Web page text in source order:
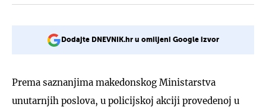
Dodajte DNEVNIK.hr u omiljeni Google izvor
Prema saznanjima makedonskog Ministarstva
unutarnjih poslova, u policijskoj akciji provedenoj u